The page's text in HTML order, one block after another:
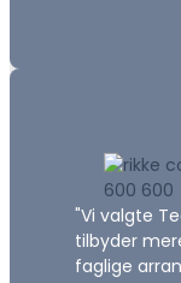
"Vi valgte
tilbyder
faglige